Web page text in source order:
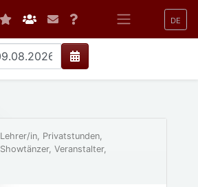
DE
Lehrer/in, Privatstunden,
Showtänzer, Veranstalter,